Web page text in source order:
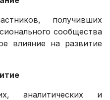
получивших
сообщества
влияние на развитие
аналитических и